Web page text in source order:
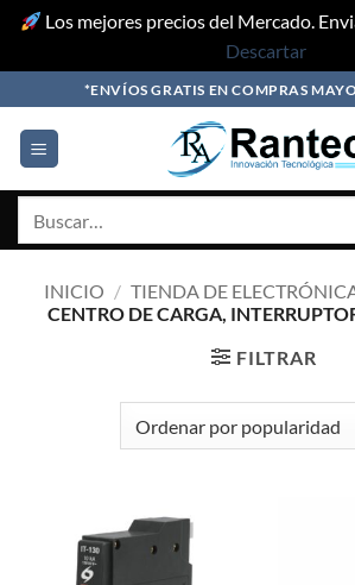
Los mejores precios del Mercado.
Descartar
to
content
*ENVÍOS GRATIS EN COMPRAS
INICIO / TIENDA DE
CENTRO DE CARGA,
FILTRAR